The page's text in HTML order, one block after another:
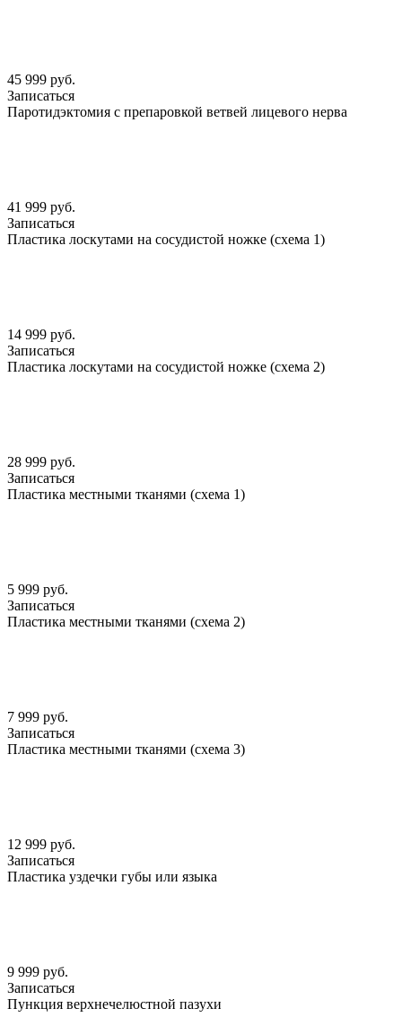
45 999 руб.
Записаться
Паротидэктомия с препаровкой ветвей лицевого нерва
41 999 руб.
Записаться
Пластика лоскутами на сосудистой ножке (схема 1)
14 999 руб.
Записаться
Пластика лоскутами на сосудистой ножке (схема 2)
28 999 руб.
Записаться
Пластика местными тканями (схема 1)
5 999 руб.
Записаться
Пластика местными тканями (схема 2)
7 999 руб.
Записаться
Пластика местными тканями (схема 3)
12 999 руб.
Записаться
Пластика уздечки губы или языка
9 999 руб.
Записаться
Пункция верхнечелюстной пазухи